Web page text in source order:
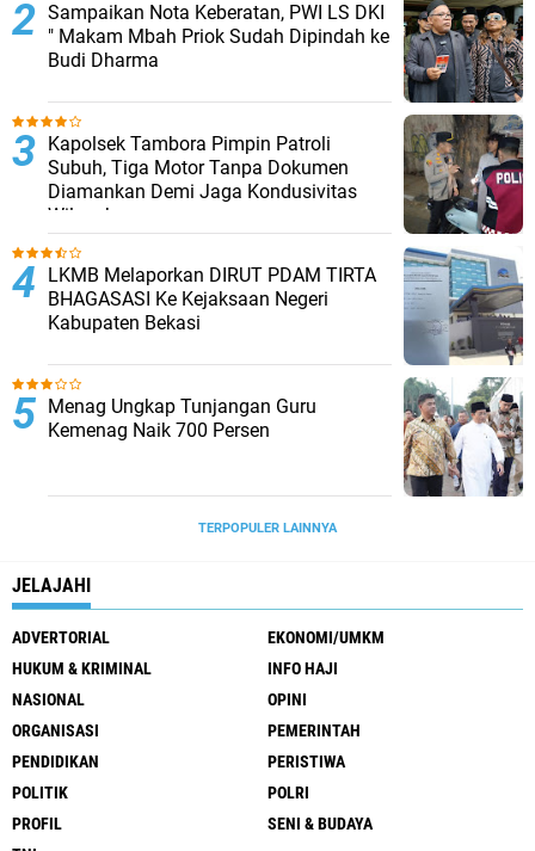
Sampaikan Nota Keberatan, PWI LS DKI
" Makam Mbah Priok Sudah Dipindah ke
Budi Dharma
Kapolsek Tambora Pimpin Patroli
Subuh, Tiga Motor Tanpa Dokumen
Diamankan Demi Jaga Kondusivitas
Wilayah
LKMB Melaporkan DIRUT PDAM TIRTA
BHAGASASI Ke Kejaksaan Negeri
Kabupaten Bekasi
Menag Ungkap Tunjangan Guru
Kemenag Naik 700 Persen
TERPOPULER LAINNYA
JELAJAHI
ADVERTORIAL
EKONOMI/UMKM
HUKUM & KRIMINAL
INFO HAJI
NASIONAL
OPINI
ORGANISASI
PEMERINTAH
PENDIDIKAN
PERISTIWA
POLITIK
POLRI
PROFIL
SENI & BUDAYA